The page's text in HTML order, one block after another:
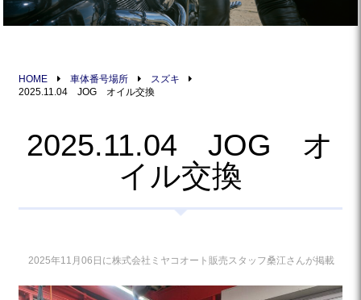
HOME 車体番号場所
スズキ
2025.11.04 JOG オイル交換
2025.11.04 JOG オ
イル交換
2025年11月06日に株式会社ミヤコオート販売スタッフ桑江さんが掲載